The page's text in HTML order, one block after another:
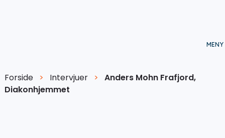
Forside > Intervjuer >
Anders Mohn Frafjord,
Diakonhjemmet